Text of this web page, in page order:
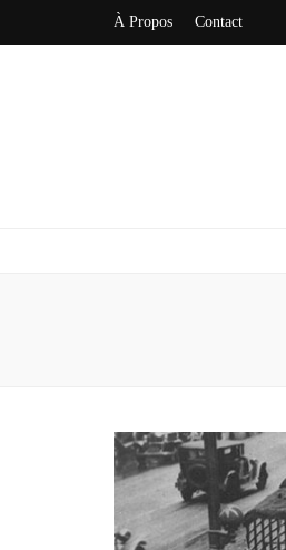
À Propos Contact